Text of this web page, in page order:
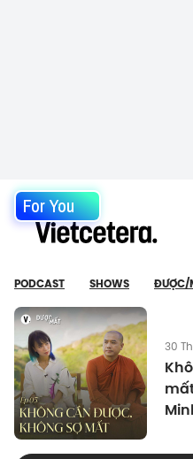
For You
PODCAST SHOWS ĐƯỢC/
30